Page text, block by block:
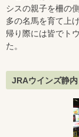
シスの親子を柵の
多の名馬を育て上
帰り際には皆でト
た。
JRAウインズ静内